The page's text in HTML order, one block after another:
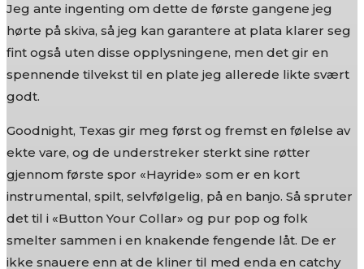
Jeg ante ingenting om dette de første gangene jeg
hørte på skiva, så jeg kan garantere at plata klarer seg
fint også uten disse opplysningene, men det gir en
spennende tilvekst til en plate jeg allerede likte svært
godt.
Goodnight, Texas gir meg først og fremst en følelse av
ekte vare, og de understreker sterkt sine røtter
gjennom første spor «Hayride» som er en kort
instrumental, spilt, selvfølgelig, på en banjo. Så spruter
det til i «Button Your Collar» og pur pop og folk
smelter sammen i en knakende fengende låt. De er
ikke snauere enn at de kliner til med enda en catchy